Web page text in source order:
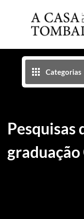
Categorias
Pesquisas